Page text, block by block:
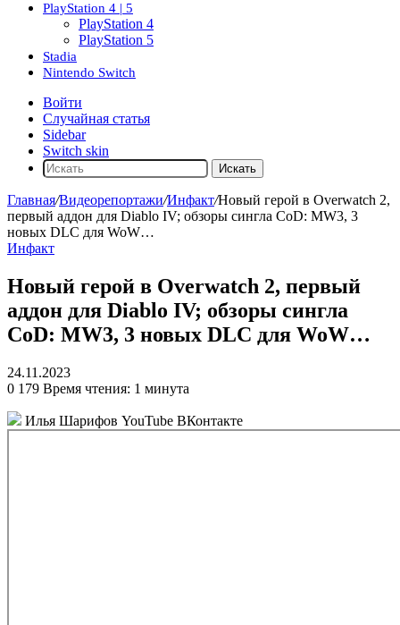
PlayStation 4 | 5
PlayStation 4
PlayStation 5
Stadia
Nintendo Switch
Войти
Случайная статья
Sidebar
Switch skin
Искать
Главная/Видеорепортажи/Инфакт/Новый герой в Overwatch 2,
первый аддон для Diablo IV; обзоры сингла CoD: MW3, 3
новых DLC для WoW…
Инфакт
Новый герой в Overwatch 2, первый
аддон для Diablo IV; обзоры сингла
CoD: MW3, 3 новых DLC для WoW…
24.11.2023
0 179 Время чтения: 1 минута
Илья Шарифов YouTube ВКонтакте